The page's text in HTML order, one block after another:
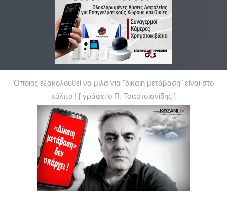
Όποιος εξακολουθεί να μιλά για "δίκαιη μετάβαση" είναι στο
κόλπο ! [ γράφει ο Π. Τσαρτσιανίδης ]